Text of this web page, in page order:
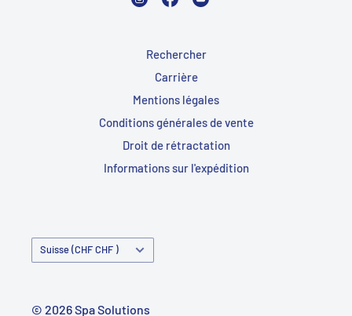
Rechercher
Carrière
Mentions légales
Conditions générales de vente
Droit de rétractation
Informations sur l'expédition
Pays/Région Suisse (CHF CHF )
© 2026 Spa Solutions